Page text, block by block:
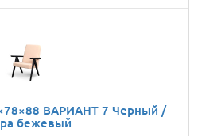
ВАРИАНТ 7 Черный /
бежевый